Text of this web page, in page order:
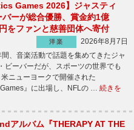
Games 2026】ジャスティ
バーが総合優勝、賞金約1億
をファンと慈善団体へ寄付
洋楽
2026年8月7日
、音楽活動で話題を集めてきたジャ
ビーバーだが、スポーツの世界でも
ニューヨークで開催された
』に出場し、NFLの … 続きを
アルバム『THERAPY AT THE